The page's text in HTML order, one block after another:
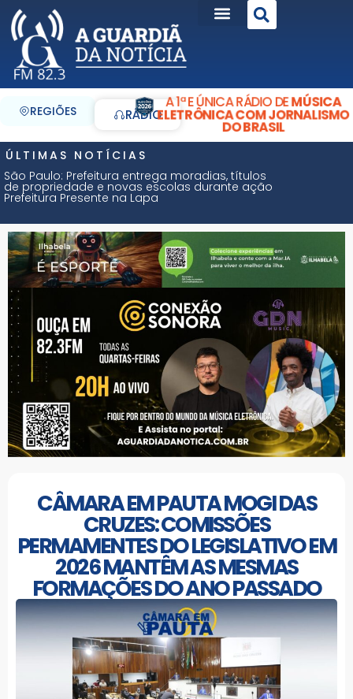
REGIÕES RÁDIO
A 1ª E ÚNICA RÁDIO DEMÚSICA
ELETRÔNICA COM JORNALISMO
DO BRASIL
ÚLTIMAS NOTÍCIAS
São Paulo: Prefeitura entrega moradias, títulos
de propriedade e novas escolas durante ação
Prefeitura Presente na Lapa
CÂMARA EM PAUTA MOGI DAS
CRUZES: COMISSÕES
PERMAMENTES DO LEGISLATIVO EM
2026 MANTÊM AS MESMAS
FORMAÇÕES DO ANO PASSADO